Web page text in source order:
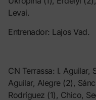
Levai.
Entrenador: Lajos Vad.
CN Terrassa: I. Aguilar,
Aguilar, Alegre (2),
Rodríguez (1), Chico,